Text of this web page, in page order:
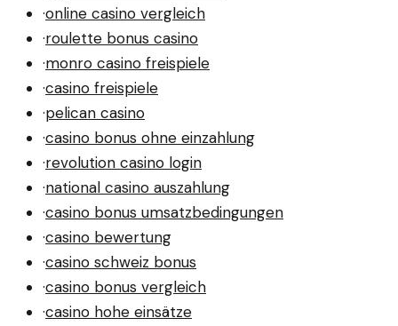
·online casino vergleich
·roulette bonus casino
·monro casino freispiele
·casino freispiele
·pelican casino
·casino bonus ohne einzahlung
·revolution casino login
·national casino auszahlung
·casino bonus umsatzbedingungen
·casino bewertung
·casino schweiz bonus
·casino bonus vergleich
·casino hohe einsätze